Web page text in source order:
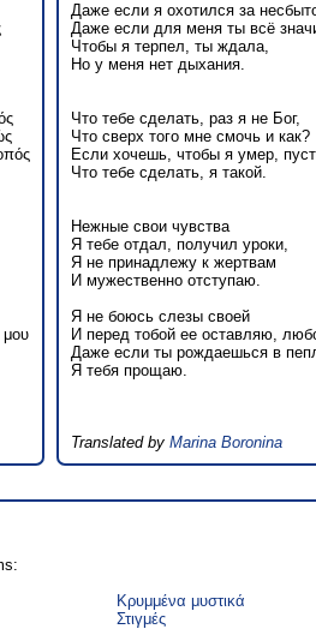
Даже если я охотился за
Даже если для меня ты всё
Чтобы я терпел, ты ждала,
Но у меня нет дыхания.
Что тебе сделать, раз я не Бог,
Что сверх того мне смочь и как?
Если хочешь, чтобы я умер,
Что тебе сделать, я такой.
Нежные свои чувства
Я тебе отдал, получил уроки,
Я не принадлежу к жертвам
И мужественно отступаю.
Я не боюсь слезы своей
И перед тобой ее оставляю,
Даже если ты рождаешься в
Я тебя прощаю.
Translated byMarina Boronina
Κρυμμένα μυστικά
Στιγμές